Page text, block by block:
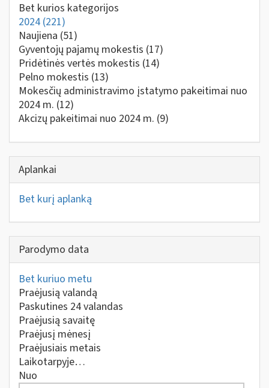
Bet kurios kategorijos
2024 (221)
Naujiena (51)
Gyventojų pajamų mokestis (17)
Pridėtinės vertės mokestis (14)
Pelno mokestis (13)
Mokesčių administravimo įstatymo pakeitimai nuo
2024 m. (12)
Akcizų pakeitimai nuo 2024 m. (9)
Aplankai
Bet kurį aplanką
Parodymo data
Bet kuriuo metu
Praėjusią valandą
Paskutines 24 valandas
Praėjusią savaitę
Praėjusį mėnesį
Praėjusiais metais
Laikotarpyje…
Nuo